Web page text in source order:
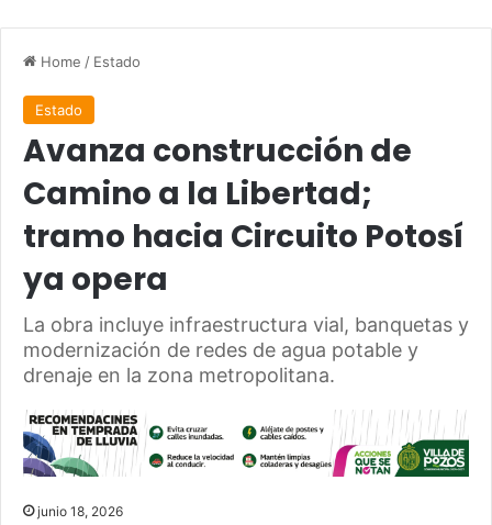
Home / Estado
Estado
Avanza construcción de
Camino a la Libertad;
tramo hacia Circuito Potosí
ya opera
La obra incluye infraestructura vial, banquetas y
modernización de redes de agua potable y
drenaje en la zona metropolitana.
junio 18, 2026